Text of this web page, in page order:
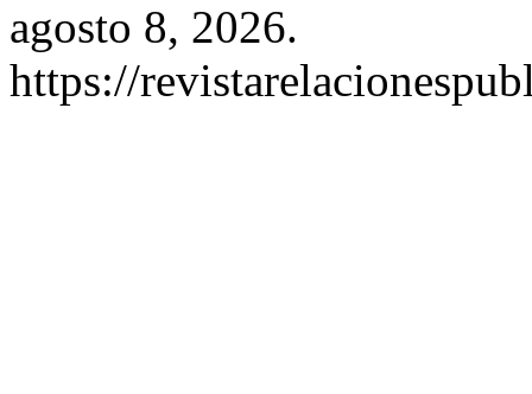
agosto 8, 2026.
https://